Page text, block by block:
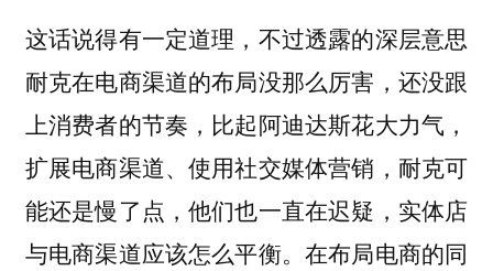
这话说得有一定道理，不过透露的深层意思
耐克在电商渠道的布局没那么厉害，还没跟
上消费者的节奏，比起阿迪达斯花大力气，
扩展电商渠道、使用社交媒体营销，耐克可
能还是慢了点，他们也一直在迟疑，实体店
与电商渠道应该怎么平衡。在布局电商的同